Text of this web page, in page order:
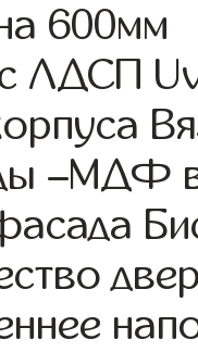
600мм
ЛДСП
–МДФ в